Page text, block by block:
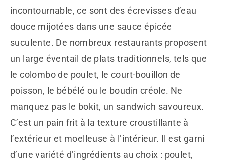
incontournable, ce sont des écrevisses d’eau
douce mijotées dans une sauce épicée
suculente. De nombreux restaurants proposent
un large éventail de plats traditionnels, tels que
le colombo de poulet, le court-bouillon de
poisson, le bébélé ou le boudin créole. Ne
manquez pas le bokit, un sandwich savoureux.
C’est un pain frit à la texture croustillante à
l’extérieur et moelleuse à l’intérieur. Il est garni
d’une variété d’ingrédients au choix : poulet,